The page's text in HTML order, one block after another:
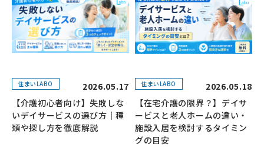
住まいLABO 2026.05.17
【介護初心者向け】失敗しな
いデイサービスの選び方｜種
類や探し方を徹底解説
住まいLABO 2026.05.18
【在宅介護の限界？】デイサ
ービスと老人ホームの違い・
施設入居を検討するタイミン
グの目安